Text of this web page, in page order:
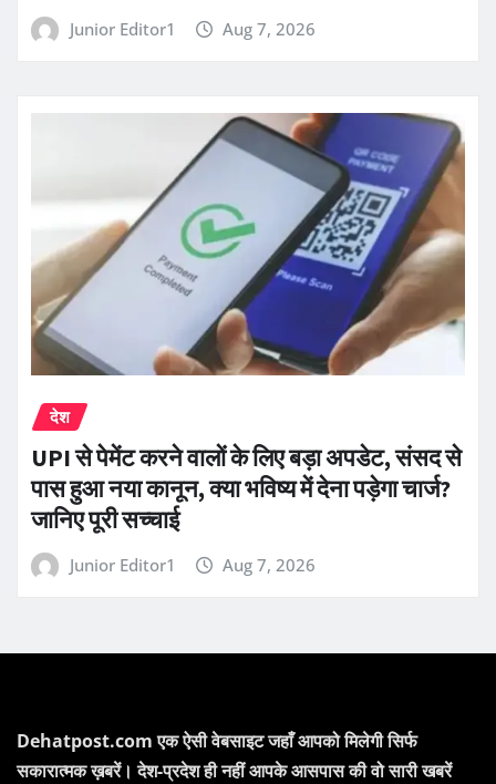
Junior Editor1 Aug 7, 2026
देश
UPI से पेमेंट करने वालों के लिए बड़ा अपडेट, संसद से
पास हुआ नया कानून, क्या भविष्य में देना पड़ेगा चार्ज?
जानिए पूरी सच्चाई
Junior Editor1 Aug 7, 2026
Dehatpost.com एक ऐसी वेबसाइट जहाँ आपको मिलेगी सिर्फ
सकारात्मक ख़बरें। देश-प्रदेश ही नहीं आपके आसपास की वो सारी खबरें